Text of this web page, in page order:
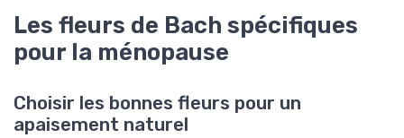
Les fleurs de Bach spécifiques
pour la ménopause
Choisir les bonnes fleurs pour un
apaisement naturel